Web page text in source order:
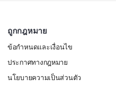
แย่กว่า
แย่กว่ามาก
ถูกกฎหมาย
ข้อกำหนดและเงื่อนไข
ประกาศทางกฎหมาย
นโยบายความเป็นส่วนตัว